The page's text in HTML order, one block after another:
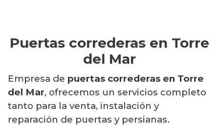
Puertas correderas en Torre
del Mar
Empresa de puertas correderas en Torre
del Mar, ofrecemos un servicios completo
tanto para la venta, instalación y
reparación de puertas y persianas.